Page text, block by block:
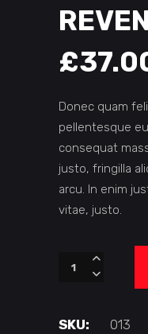
£
Donec quam
pellentesque
consequat
justo, fringilla
arcu. In enim
vitae, justo.
Revenant
SKU:
013